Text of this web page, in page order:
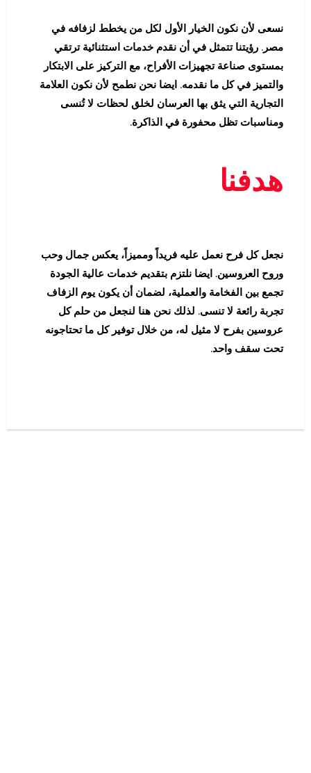
نسعى لأن نكون الخيار الأول لكل من يخطط لزفافه في
مصر. رؤيتنا تتمثل في أن نقدم خدمات استثنائية ترتقي
بمستوى صناعة تجهيزات الأفراح، مع التركيز على الابتكار
والتميز في كل ما نقدمه. ايضا نحن نطمح لأن نكون العلامة
التجارية التي يثق بها العرسان لخلق لحظات لا تُنسى
ومناسبات تظل محفورة في الذاكرة.
هدفنا
نجعل كل فرح نعمل عليه فريداً ومميزاً، يعكس جمال وحب
وروح العروسين. ايضا نلتزم بتقديم خدمات عالية الجودة
تجمع بين الفخامة والعملية، لضمان أن يكون يوم الزفاف
تجربة رائعة لا تنسى. لذلك نحن هنا لنجعل من حلم كل
عروسين بفرح لا مثيل له، من خلال توفير كل ما تحتاجونه
تحت سقف واحد.